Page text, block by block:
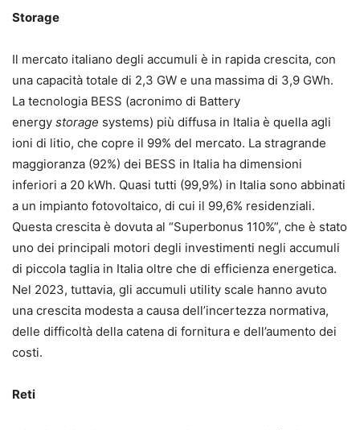
Storage
Il mercato italiano degli accumuli è in rapida crescita, con
una capacità totale di 2,3 GW e una massima di 3,9 GWh.
La tecnologia BESS (acronimo di Battery
energy storage systems) più diffusa in Italia è quella agli
ioni di litio, che copre il 99% del mercato. La stragrande
maggioranza (92%) dei BESS in Italia ha dimensioni
inferiori a 20 kWh. Quasi tutti (99,9%) in Italia sono abbinati
a un impianto fotovoltaico, di cui il 99,6% residenziali.
Questa crescita è dovuta al “Superbonus 110%”, che è stato
uno dei principali motori degli investimenti negli accumuli
di piccola taglia in Italia oltre che di efficienza energetica.
Nel 2023, tuttavia, gli accumuli utility scale hanno avuto
una crescita modesta a causa dell’incertezza normativa,
delle difficoltà della catena di fornitura e dell’aumento dei
costi.
Reti